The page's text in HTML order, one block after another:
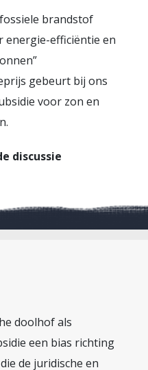
brandstof
energie-efficiëntie en
gebeurt bij ons
voor zon en
discussie
doolhof als
een bias richting
de juridische en